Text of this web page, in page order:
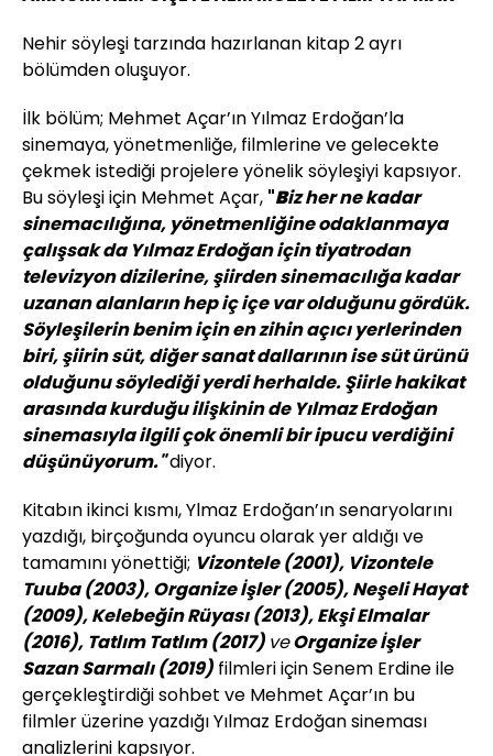
Nehir söyleşi tarzında hazırlanan kitap 2 ayrı
bölümden oluşuyor.
İlk bölüm; Mehmet Açar’ın Yılmaz Erdoğan’la
sinemaya, yönetmenliğe, filmlerine ve gelecekte
çekmek istediği projelere yönelik söyleşiyi kapsıyor.
Bu söyleşi için Mehmet Açar, "Biz her ne kadar
sinemacılığına, yönetmenliğine odaklanmaya
çalışsak da Yılmaz Erdoğan için tiyatrodan
televizyon dizilerine, şiirden sinemacılığa kadar
uzanan alanların hep iç içe var olduğunu gördük.
Söyleşilerin benim için en zihin açıcı yerlerinden
biri, şiirin süt, diğer sanat dallarının ise süt ürünü
olduğunu söylediği yerdi herhalde. Şiirle hakikat
arasında kurduğu ilişkinin de Yılmaz Erdoğan
sinemasıyla ilgili çok önemli bir ipucu verdiğini
düşünüyorum."diyor.
Kitabın ikinci kısmı, Ylmaz Erdoğan’ın senaryolarını
yazdığı, birçoğunda oyuncu olarak yer aldığı ve
tamamını yönettiği; Vizontele (2001), Vizontele
Tuuba (2003), Organize İşler (2005), Neşeli Hayat
(2009), Kelebeğin Rüyası (2013), Ekşi Elmalar
(2016), Tatlım Tatlım (2017) veOrganize İşler
Sazan Sarmalı (2019) filmleri için Senem Erdine ile
gerçekleştirdiği sohbet ve Mehmet Açar’ın bu
filmler üzerine yazdığı Yılmaz Erdoğan sineması
analizlerini kapsıyor.